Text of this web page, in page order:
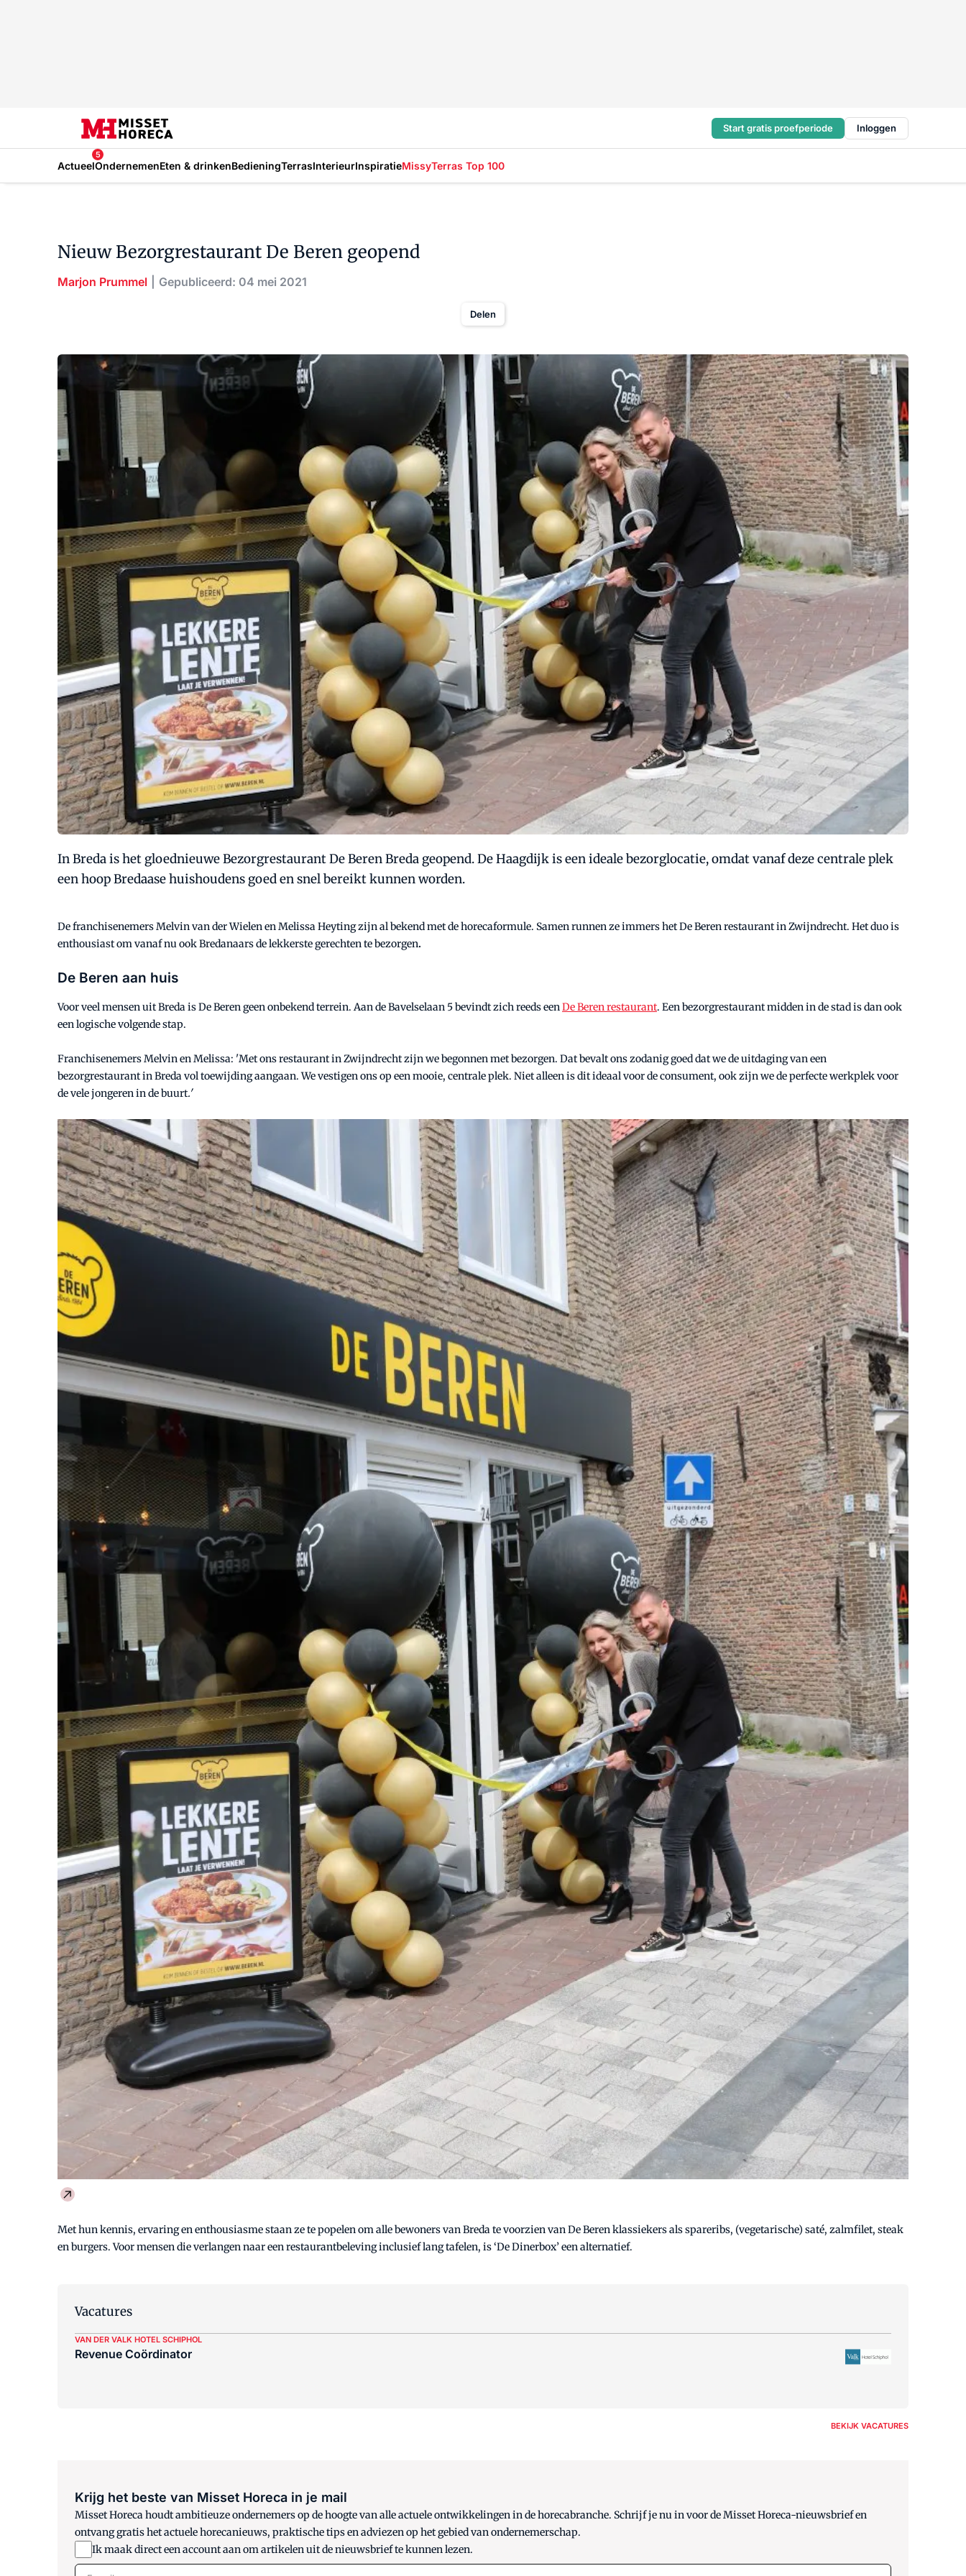
Start gratis proefperiode Inloggen
Actueel
5
OndernemenEten & drinkenBedieningTerrasInterieurInspiratieMissyTerras Top 100
Nieuw Bezorgrestaurant De Beren geopend
Marjon Prummel Gepubliceerd: 04 mei 2021
Delen
In Breda is het gloednieuwe Bezorgrestaurant De Beren Breda geopend. De Haagdijk is een ideale bezorglocatie, omdat vanaf deze centrale plek
een hoop Bredaase huishoudens goed en snel bereikt kunnen worden.
De franchisenemers Melvin van der Wielen en Melissa Heyting zijn al bekend met de horecaformule. Samen runnen ze immers het De Beren restaurant in Zwijndrecht. Het duo is
enthousiast om vanaf nu ook Bredanaars de lekkerste gerechten te bezorgen.
De Beren aan huis
Voor veel mensen uit Breda is De Beren geen onbekend terrein. Aan de Bavelselaan 5 bevindt zich reeds eenDe Beren restaurant. Een bezorgrestaurant midden in de stad is dan ook
een logische volgende stap.
Franchisenemers Melvin en Melissa: 'Met ons restaurant in Zwijndrecht zijn we begonnen met bezorgen. Dat bevalt ons zodanig goed dat we de uitdaging van een
bezorgrestaurant in Breda vol toewijding aangaan. We vestigen ons op een mooie, centrale plek. Niet alleen is dit ideaal voor de consument, ook zijn we de perfecte werkplek voor
de vele jongeren in de buurt.'
Met hun kennis, ervaring en enthousiasme staan ze te popelen om alle bewoners van Breda te voorzien van De Beren klassiekers als spareribs, (vegetarische) saté, zalmfilet, steak
en burgers. Voor mensen die verlangen naar een restaurantbeleving inclusief lang tafelen, is ‘De Dinerbox’ een alternatief.
Vacatures
VAN DER VALK HOTEL SCHIPHOL
Revenue Coördinator
BEKIJK VACATURES
Krijg het beste van Misset Horeca in je mail
Misset Horeca houdt ambitieuze ondernemers op de hoogte van alle actuele ontwikkelingen in de horecabranche. Schrijf je nu in voor de Misset Horeca-nieuwsbrief en
ontvang gratis het actuele horecanieuws, praktische tips en adviezen op het gebied van ondernemerschap.
Ik maak direct een account aan om artikelen uit de nieuwsbrief te kunnen lezen.
E-mail